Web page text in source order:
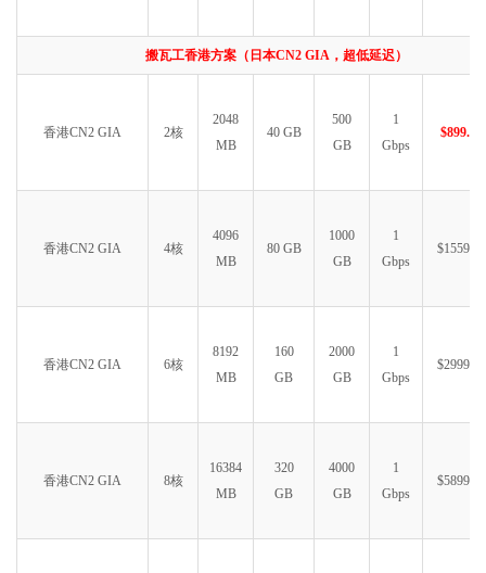
搬瓦工香港方案（日本CN2 GIA，超低延迟）
香港CN2 GIA 2核
2048
MB
40 GB
500
GB
1
Gbps
$899.99
香港CN2 GIA 4核
4096
MB
80 GB
1000
GB
1
Gbps
$1559.99
香港CN2 GIA 6核
8192
MB
160
GB
2000
GB
1
Gbps
$2999.99
香港CN2 GIA 8核
16384
MB
320
GB
4000
GB
1
Gbps
$5899.99